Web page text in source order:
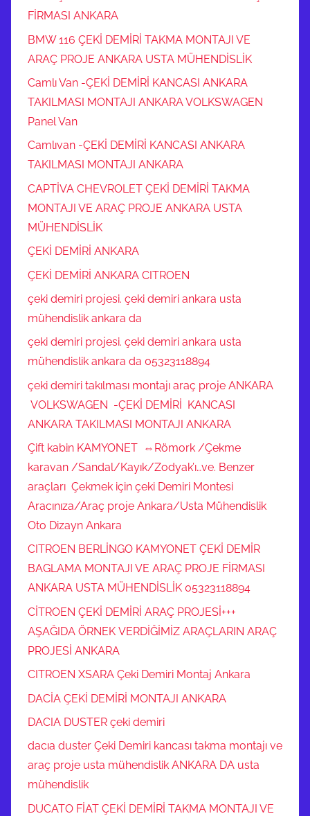
FİRMASI ANKARA
BMW 116 ÇEKİ DEMİRİ TAKMA MONTAJI VE
ARAÇ PROJE ANKARA USTA MÜHENDİSLİK
Camlı Van -ÇEKİ DEMİRİ KANCASI ANKARA
TAKILMASI MONTAJI ANKARA VOLKSWAGEN
Panel Van
Camlıvan -ÇEKİ DEMİRİ KANCASI ANKARA
TAKILMASI MONTAJI ANKARA
CAPTİVA CHEVROLET ÇEKİ DEMİRİ TAKMA
MONTAJI VE ARAÇ PROJE ANKARA USTA
MÜHENDİSLİK
ÇEKİ DEMİRİ ANKARA
ÇEKİ DEMİRİ ANKARA CITROEN
çeki demiri projesi. çeki demiri ankara usta
mühendislik ankara da
çeki demiri projesi. çeki demiri ankara usta
mühendislik ankara da 05323118894
çeki demiri takılması montajı araç proje ANKARA
VOLKSWAGEN -ÇEKİ DEMİRİ KANCASI
ANKARA TAKILMASI MONTAJI ANKARA
Çift kabin KAMYONET ⇔Römork /Çekme
karavan /Sandal/Kayık/Zodyak’ı…ve. Benzer
araçları Çekmek için çeki Demiri Montesi
Aracınıza/Araç proje Ankara/Usta Mühendislik
Oto Dizayn Ankara
CITROEN BERLİNGO KAMYONET ÇEKİ DEMİR
BAGLAMA MONTAJI VE ARAÇ PROJE FİRMASI
ANKARA USTA MÜHENDİSLİK 05323118894
CİTROEN ÇEKİ DEMİRİ ARAÇ PROJESİ+++
AŞAĞIDA ÖRNEK VERDİĞİMİZ ARAÇLARIN ARAÇ
PROJESİ ANKARA
CITROEN XSARA Çeki Demiri Montaj Ankara
DACİA ÇEKİ DEMİRİ MONTAJI ANKARA
DACIA DUSTER çeki demiri
dacıa duster Çeki Demiri kancası takma montajı ve
araç proje usta mühendislik ANKARA DA usta
mühendislik
DUCATO FİAT ÇEKİ DEMİRİ TAKMA MONTAJI VE